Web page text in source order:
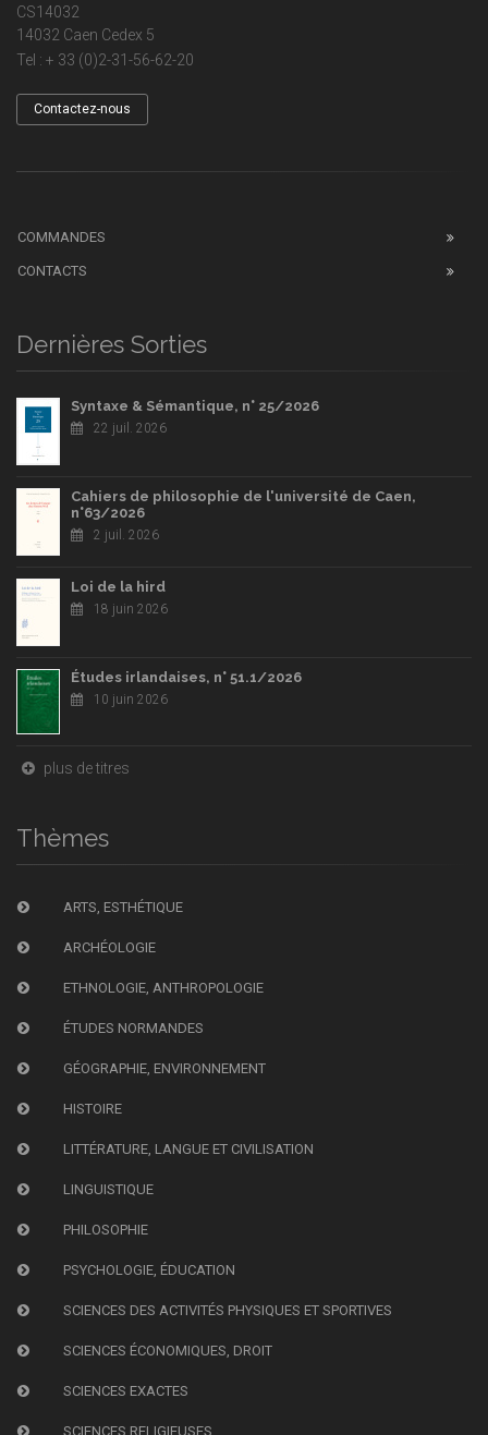
CS14032
14032 Caen Cedex 5
Tel : + 33 (0)2-31-56-62-20
Contactez-nous
COMMANDES
CONTACTS
Dernières Sorties
Syntaxe & Sémantique, n° 25/2026
22 juil. 2026
Cahiers de philosophie de l'université de Caen,
n°63/2026
2 juil. 2026
Loi de la hird
18 juin 2026
Études irlandaises, n° 51.1/2026
10 juin 2026
plus de titres
Thèmes
ARTS, ESTHÉTIQUE
ARCHÉOLOGIE
ETHNOLOGIE, ANTHROPOLOGIE
ÉTUDES NORMANDES
GÉOGRAPHIE, ENVIRONNEMENT
HISTOIRE
LITTÉRATURE, LANGUE ET CIVILISATION
LINGUISTIQUE
PHILOSOPHIE
PSYCHOLOGIE, ÉDUCATION
SCIENCES DES ACTIVITÉS PHYSIQUES ET SPORTIVES
SCIENCES ÉCONOMIQUES, DROIT
SCIENCES EXACTES
SCIENCES RELIGIEUSES